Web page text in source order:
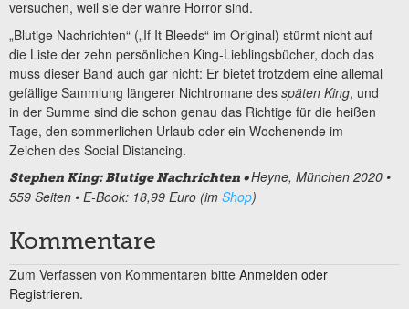
versuchen, weil sie der wahre Horror sind.
„Blutige Nachrichten“ („If It Bleeds“ im Original) stürmt nicht auf
die Liste der zehn persönlichen King-Lieblingsbücher, doch das
muss dieser Band auch gar nicht: Er bietet trotzdem eine allemal
gefällige Sammlung längerer Nichtromane des späten King, und
in der Summe sind die schon genau das Richtige für die heißen
Tage, den sommerlichen Urlaub oder ein Wochenende im
Zeichen des Social Distancing.
Stephen King: Blutige Nachrichten •Heyne, München 2020 •
559 Seiten • E-Book: 18,99 Euro (im Shop)
Kommentare
Zum Verfassen von Kommentaren bitte Anmelden oder
Registrieren.